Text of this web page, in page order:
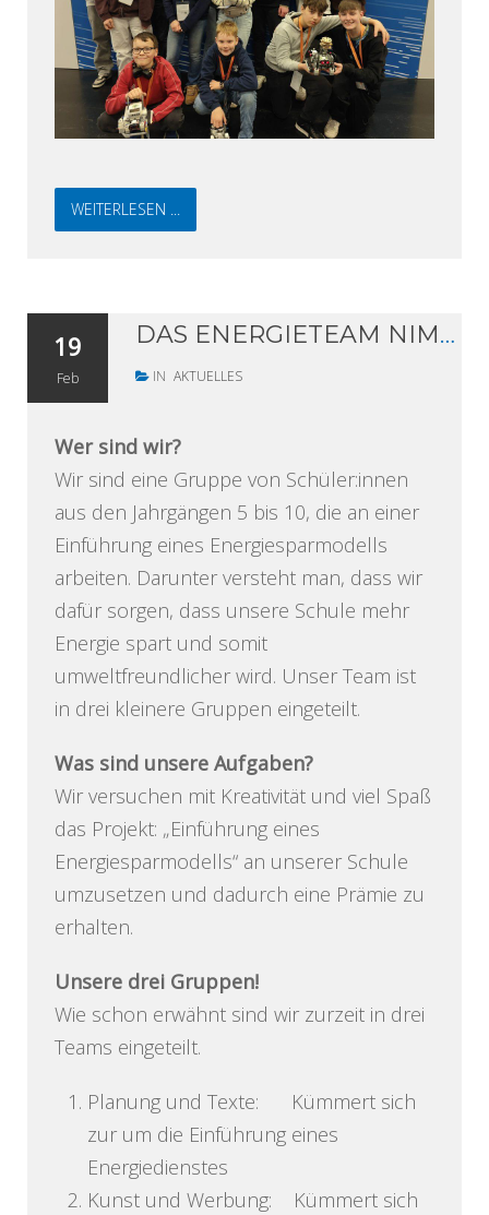
WEITERLESEN ...
19
Feb
DAS ENERGIETEAM NIMMT SEINE ARBEIT AUF
IN AKTUELLES
Wer sind wir?
Wir sind eine Gruppe von Schüler:innen
aus den Jahrgängen 5 bis 10, die an einer
Einführung eines Energiesparmodells
arbeiten. Darunter versteht man, dass wir
dafür sorgen, dass unsere Schule mehr
Energie spart und somit
umweltfreundlicher wird. Unser Team ist
in drei kleinere Gruppen eingeteilt.
Was sind unsere Aufgaben?
Wir versuchen mit Kreativität und viel Spaß
das Projekt: „Einführung eines
Energiesparmodells“ an unserer Schule
umzusetzen und dadurch eine Prämie zu
erhalten.
Unsere drei Gruppen!
Wie schon erwähnt sind wir zurzeit in drei
Teams eingeteilt.
Planung und Texte: Kümmert sich
zur um die Einführung eines
Energiedienstes
Kunst und Werbung: Kümmert sich